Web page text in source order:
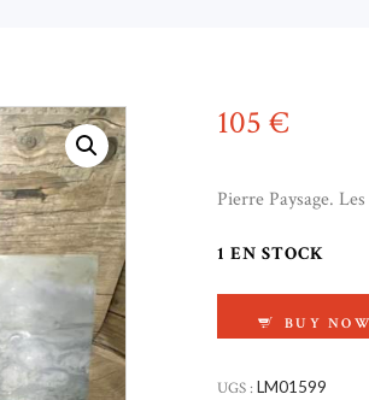
105 €
Pierre Paysage.
1 EN STOCK
BUY NOW
UGS : LM01599